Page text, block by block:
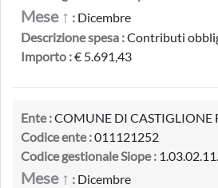
Mese ↑ : Dicembre
Descrizione spesa :Contributi
Importo :€ 5.691,43
Ente :COMUNE DI CASTIGLIONE
Codice ente :011121252
Codice gestionale Siope :
Mese ↑ : Dicembre